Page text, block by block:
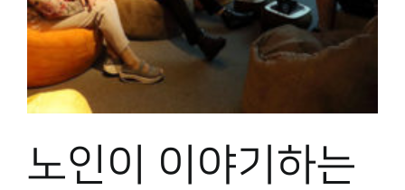
박물관 홈페이지
노인이 이야기하는